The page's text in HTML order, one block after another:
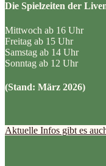
Die Spielzeiten der
Mittwoch ab 16 Uhr
Freitag ab 15 Uhr
Samstag ab 14 Uhr
Sonntag ab 12 Uhr
(Stand: März 2026)
Aktuelle Infos gibt es